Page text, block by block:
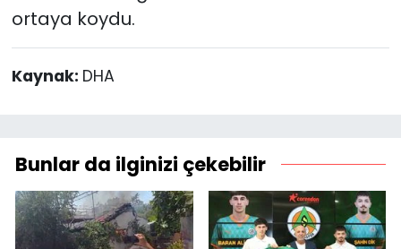
ortaya koydu.
Kaynak: DHA
Bunlar da ilginizi çekebilir